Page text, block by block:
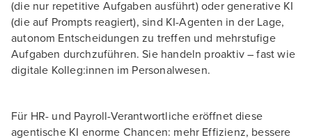
(die nur repetitive Aufgaben ausführt) oder generative KI
(die auf Prompts reagiert), sind KI-Agenten in der Lage,
autonom Entscheidungen zu treffen und mehrstufige
Aufgaben durchzuführen. Sie handeln proaktiv – fast wie
digitale Kolleg:innen im Personalwesen.
Für HR- und Payroll-Verantwortliche eröffnet diese
agentische KI enorme Chancen: mehr Effizienz, bessere